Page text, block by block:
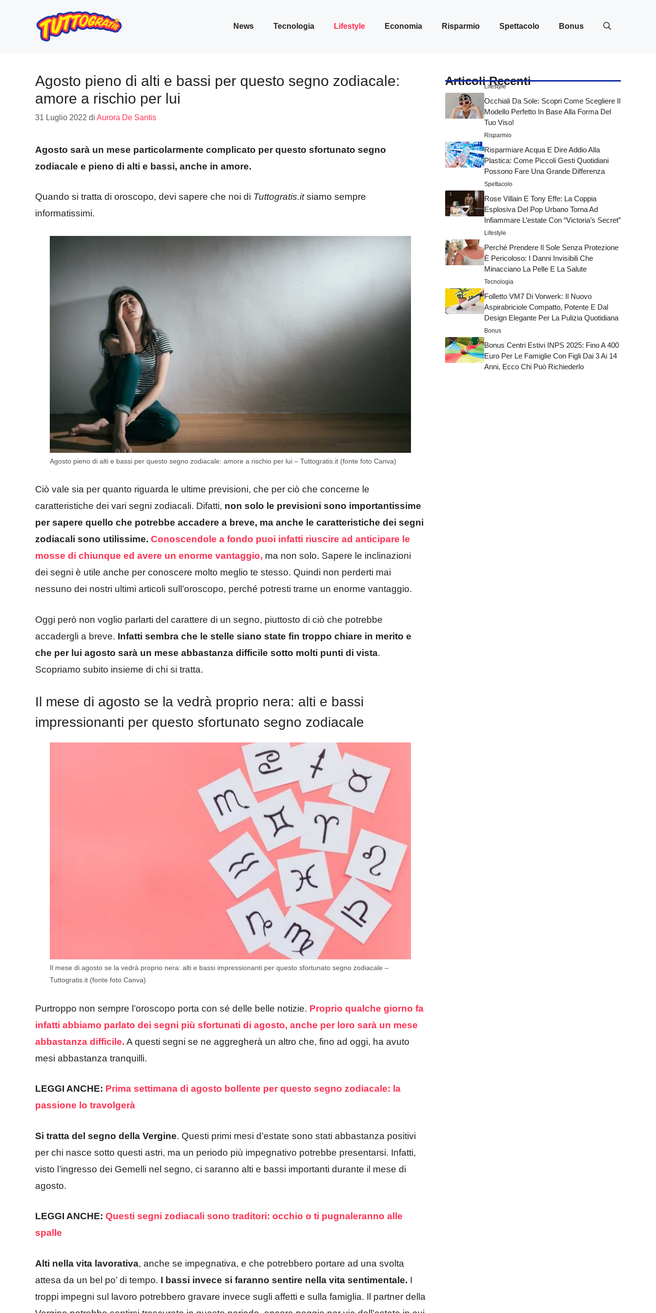
contenuto
News Tecnologia Lifestyle Economia Risparmio Spettacolo Bonus
Agosto pieno di alti e bassi per questo segno zodiacale:
amore a rischio per lui
31 Luglio 2022 di Aurora De Santis
Agosto sarà un mese particolarmente complicato per questo sfortunato segno
zodiacale e pieno di alti e bassi, anche in amore.
Quando si tratta di oroscopo, devi sapere che noi di Tuttogratis.itsiamo sempre
informatissimi.
Agosto pieno di alti e bassi per questo segno zodiacale: amore a rischio per lui – Tuttogratis.it (fonte foto Canva)
Ciò vale sia per quanto riguarda le ultime previsioni, che per ciò che concerne le
caratteristiche dei vari segni zodiacali. Difatti, non solo le previsioni sono importantissime
per sapere quello che potrebbe accadere a breve, ma anche le caratteristiche dei segni
zodiacali sono utilissime. Conoscendole a fondo puoi infatti riuscire ad anticipare le
mosse di chiunque ed avere un enorme vantaggio, ma non solo. Sapere le inclinazioni
dei segni è utile anche per conoscere molto meglio te stesso. Quindi non perderti mai
nessuno dei nostri ultimi articoli sull’oroscopo, perché potresti trarne un enorme vantaggio.
Oggi però non voglio parlarti del carattere di un segno, piuttosto di ciò che potrebbe
accadergli a breve. Infatti sembra che le stelle siano state fin troppo chiare in merito e
che per lui agosto sarà un mese abbastanza difficile sotto molti punti di vista.
Scopriamo subito insieme di chi si tratta.
Il mese di agosto se la vedrà proprio nera: alti e bassi
impressionanti per questo sfortunato segno zodiacale
Il mese di agosto se la vedrà proprio nera: alti e bassi impressionanti per questo sfortunato segno zodiacale –
Tuttogratis.it (fonte foto Canva)
Purtroppo non sempre l’oroscopo porta con sé delle belle notizie. Proprio qualche giorno fa
infatti abbiamo parlato dei segni più sfortunati di agosto, anche per loro sarà un mese
abbastanza difficile. A questi segni se ne aggregherà un altro che, fino ad oggi, ha avuto
mesi abbastanza tranquilli.
LEGGI ANCHE: Prima settimana di agosto bollente per questo segno zodiacale: la
passione lo travolgerà
Si tratta del segno della Vergine. Questi primi mesi d’estate sono stati abbastanza positivi
per chi nasce sotto questi astri, ma un periodo più impegnativo potrebbe presentarsi. Infatti,
visto l’ingresso dei Gemelli nel segno, ci saranno alti e bassi importanti durante il mese di
agosto.
LEGGI ANCHE: Questi segni zodiacali sono traditori: occhio o ti pugnaleranno alle
spalle
Alti nella vita lavorativa, anche se impegnativa, e che potrebbero portare ad una svolta
attesa da un bel po’ di tempo. I bassi invece si faranno sentire nella vita sentimentale. I
troppi impegni sul lavoro potrebbero gravare invece sugli affetti e sulla famiglia. Il partner della
Articoli Recenti
Lifestyle
Occhiali Da Sole: Scopri Come Scegliere Il
Modello Perfetto In Base Alla Forma Del
Tuo Viso!
Risparmio
Risparmiare Acqua E Dire Addio Alla
Plastica: Come Piccoli Gesti Quotidiani
Possono Fare Una Grande Differenza
Spettacolo
Rose Villain E Tony Effe: La Coppia
Esplosiva Del Pop Urbano Torna Ad
Infiammare L’estate Con “Victoria’s Secret”
Lifestyle
Perché Prendere Il Sole Senza Protezione
È Pericoloso: I Danni Invisibili Che
Minacciano La Pelle E La Salute
Tecnologia
Folletto VM7 Di Vorwerk: Il Nuovo
Aspirabriciole Compatto, Potente E Dal
Design Elegante Per La Pulizia Quotidiana
Bonus
Bonus Centri Estivi INPS 2025: Fino A 400
Euro Per Le Famiglie Con Figli Dai 3 Ai 14
Anni, Ecco Chi Può Richiederlo